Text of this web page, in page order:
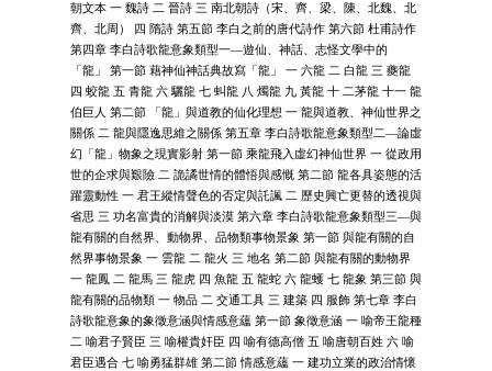
朝文本 一 魏詩 二 晉詩 三 南北朝詩（宋、齊、梁、陳、北魏、北
齊、北周） 四 隋詩 第五節 李白之前的唐代詩作 第六節 杜甫詩作
第四章 李白詩歌龍意象類型一—遊仙、神話、志怪文學中的
「龍」 第一節 藉神仙神話典故寫「龍」 一 六龍 二 白龍 三 夔龍
四 蛟龍 五 青龍 六 驪龍 七 虯龍 八 燭龍 九 黃龍 十 二茅龍 十一 龍
伯巨人 第二節 「龍」與道教的仙化理想 一 龍與道教、神仙世界之
關係 二 龍與隱逸思維之關係 第五章 李白詩歌龍意象類型二—論虛
幻「龍」物象之現實影射 第一節 乘龍飛入虛幻神仙世界 一 從政用
世的企求與艱險 二 詭譎世情的體悟與感慨 第二節 龍各具姿態的活
躍靈動性 一 君王縱情聲色的否定與託諷 二 歷史興亡更替的透視與
省思 三 功名富貴的消解與淡漠 第六章 李白詩歌龍意象類型三—與
龍有關的自然界、動物界、品物類事物景象 第一節 與龍有關的自
然界事物景象 一 雲龍 二 龍火 三 地名 第二節 與龍有關的動物界
一 龍鳳 二 龍馬 三 龍虎 四 魚龍 五 龍蛇 六 龍蠖 七 龍象 第三節 與
龍有關的品物類 一 物品 二 交通工具 三 建築 四 服飾 第七章 李白
詩歌龍意象的象徵意涵與情感意蘊 第一節 象徵意涵 一 喻帝王龍種
二 喻君子賢臣 三 喻權貴奸臣 四 喻有德高僧 五 喻唐朝百姓 六 喻
君臣遇合 七 喻勇猛群雄 第二節 情感意蘊 一 建功立業的政治情懷